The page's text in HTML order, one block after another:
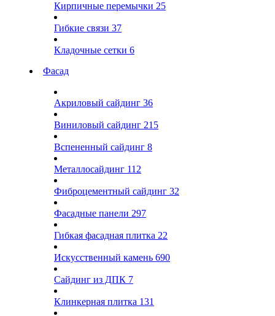
Кирпичные перемычки 25
Гибкие связи 37
Кладочные сетки 6
Фасад
Акриловый сайдинг 36
Виниловый сайдинг 215
Вспененный сайдинг 8
Металлосайдинг 112
Фиброцементный сайдинг 32
Фасадные панели 297
Гибкая фасадная плитка 22
Искусственный камень 690
Сайдинг из ДПК 7
Клинкерная плитка 131